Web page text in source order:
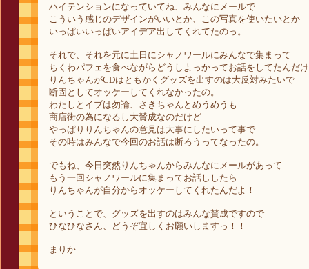
ハイテンションになっていてね、みんなにメールで
こういう感じのデザインがいいとか、この写真を使いたいとか
いっぱいいっぱいアイデア出してくれてたのっ。
それで、それを元に土日にシャノワールにみんなで集まって
ちくわパフェを食べながらどうしよっかってお話をしてたんだ
りんちゃんがCDはともかくグッズを出すのは大反対みたいで
断固としてオッケーしてくれなかったの。
わたしとイブは勿論、さきちゃんとめうめうも
商店街の為になるし大賛成なのだけど
やっぱりりんちゃんの意見は大事にしたいって事で
その時はみんなで今回のお話は断ろうってなったの。
でもね、今日突然りんちゃんからみんなにメールがあって
もう一回シャノワールに集まってお話ししたら
りんちゃんが自分からオッケーしてくれたんだよ！
ということで、グッズを出すのはみんな賛成ですので
ひなひなさん、どうぞ宜しくお願いしますっ！！
まりか